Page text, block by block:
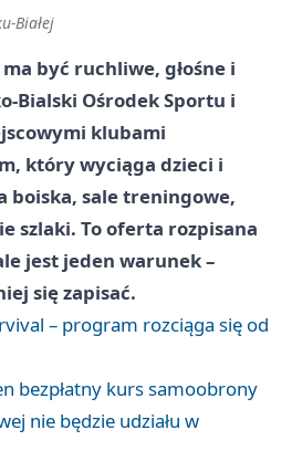
Białej
być ruchliwe, głośne i
Bialski Ośrodek Sportu i
klubami
który wyciąga dzieci i
boiska, sale treningowe,
szlaki. To oferta rozpisana
jest jeden warunek –
się zapisać.
– program rozciąga się od
bezpłatny kurs samoobrony
nie będzie udziału w